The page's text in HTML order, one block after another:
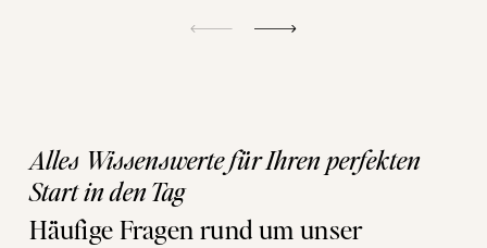
Alles Wissenswerte für Ihren perfekten
Start in den Tag
Häufige Fragen rund um unser